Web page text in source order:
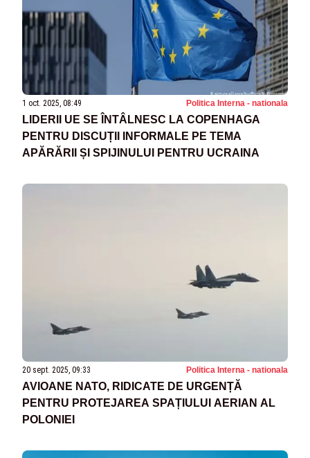
1 oct. 2025, 08:49 Politica Interna - nationala
LIDERII UE SE ÎNTÂLNESC LA COPENHAGA
PENTRU DISCUȚII INFORMALE PE TEMA
APĂRĂRII ȘI SPIJINULUI PENTRU UCRAINA
20 sept. 2025, 09:33 Politica Interna - nationala
AVIOANE NATO, RIDICATE DE URGENȚĂ
PENTRU PROTEJAREA SPAȚIULUI AERIAN AL
POLONIEI